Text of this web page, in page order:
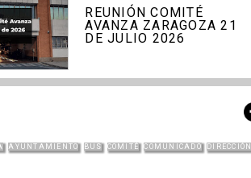
REUNIÓN COMITÉ
AVANZA ZARAGOZA 21
DE JULIO 2026
AYUNTAMIENTO BUS COMITÉ COMUNICADO